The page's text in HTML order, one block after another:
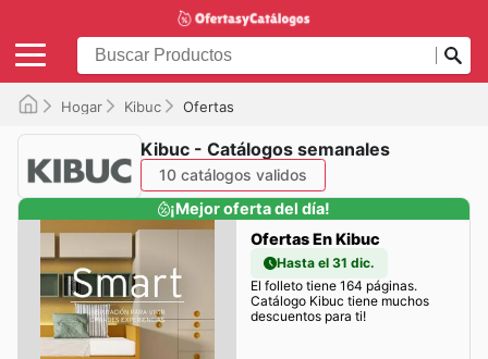
Hogar Kibuc Ofertas
Kibuc - Catálogos semanales
10 catálogos validos
¡Mejor oferta del día!
Ofertas En Kibuc
Hasta el 31 dic.
El folleto tiene 164 páginas.
Catálogo Kibuc tiene muchos
descuentos para ti!